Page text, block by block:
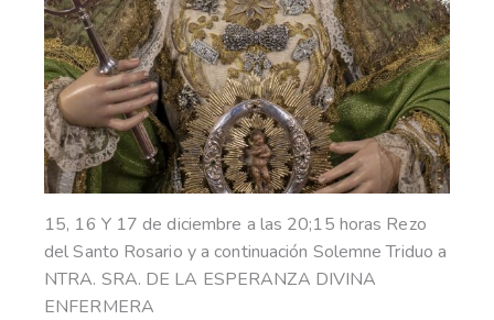
15, 16 Y 17 de diciembre a las 20;15 horas Rezo
del Santo Rosario y a continuación Solemne Triduo a
NTRA. SRA. DE LA ESPERANZA DIVINA
ENFERMERA